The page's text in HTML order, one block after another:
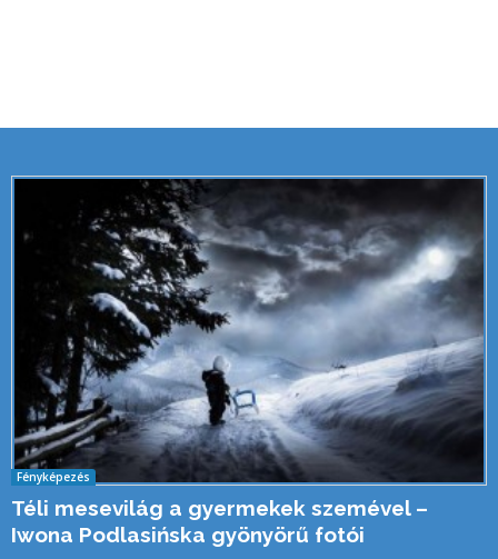
Fényképezés
Téli mesevilág a gyermekek szemével –
Iwona Podlasińska gyönyörű fotói